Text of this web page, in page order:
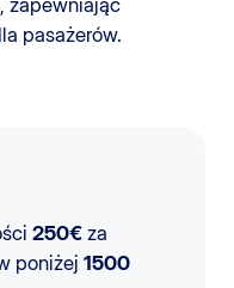
pasażerów.
250€ za
poniżej 1500